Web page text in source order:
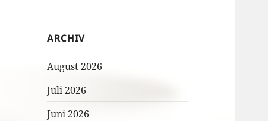
ARCHIV
August 2026
Juli 2026
Juni 2026